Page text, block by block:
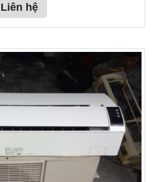
Liên hệ